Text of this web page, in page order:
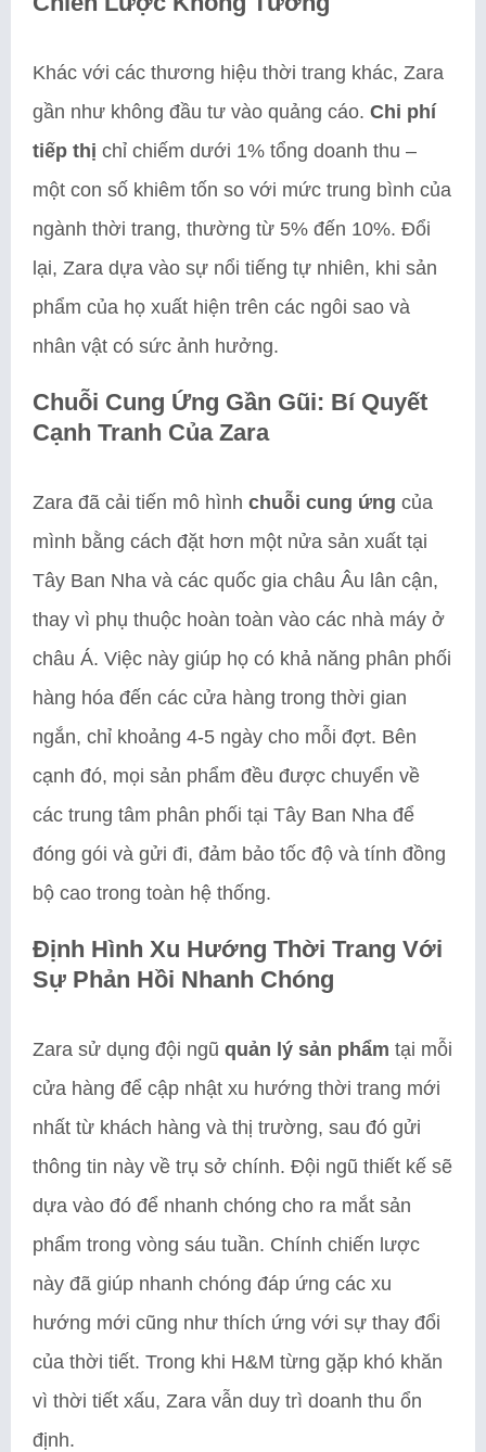
Khác với các thương hiệu thời trang khác, Zara
gần như không đầu tư vào quảng cáo. Chi phí
tiếp thị chỉ chiếm dưới 1% tổng doanh thu –
một con số khiêm tốn so với mức trung bình của
ngành thời trang, thường từ 5% đến 10%. Đổi
lại, Zara dựa vào sự nổi tiếng tự nhiên, khi sản
phẩm của họ xuất hiện trên các ngôi sao và
nhân vật có sức ảnh hưởng.
Chuỗi Cung Ứng Gần Gũi: Bí Quyết
Cạnh Tranh Của Zara
Zara đã cải tiến mô hình chuỗi cung ứng của
mình bằng cách đặt hơn một nửa sản xuất tại
Tây Ban Nha và các quốc gia châu Âu lân cận,
thay vì phụ thuộc hoàn toàn vào các nhà máy ở
châu Á. Việc này giúp họ có khả năng phân phối
hàng hóa đến các cửa hàng trong thời gian
ngắn, chỉ khoảng 4-5 ngày cho mỗi đợt. Bên
cạnh đó, mọi sản phẩm đều được chuyển về
các trung tâm phân phối tại Tây Ban Nha để
đóng gói và gửi đi, đảm bảo tốc độ và tính đồng
bộ cao trong toàn hệ thống.
Định Hình Xu Hướng Thời Trang Với
Sự Phản Hồi Nhanh Chóng
Zara sử dụng đội ngũ quản lý sản phẩm tại mỗi
cửa hàng để cập nhật xu hướng thời trang mới
nhất từ khách hàng và thị trường, sau đó gửi
thông tin này về trụ sở chính. Đội ngũ thiết kế sẽ
dựa vào đó để nhanh chóng cho ra mắt sản
phẩm trong vòng sáu tuần. Chính chiến lược
này đã giúp nhanh chóng đáp ứng các xu
hướng mới cũng như thích ứng với sự thay đổi
của thời tiết. Trong khi H&M từng gặp khó khăn
vì thời tiết xấu, Zara vẫn duy trì doanh thu ổn
định.